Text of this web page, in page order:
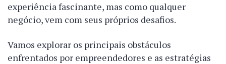
experiência fascinante, mas como qualquer
negócio, vem com seus próprios desafios.
Vamos explorar os principais obstáculos
enfrentados por empreendedores e as estratégias